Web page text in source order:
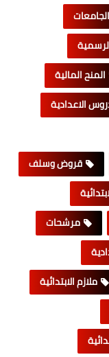
الجامعات
المنح المالية
الاعدادية
قروض وسلف
مرشحات
ملازم الابتدائية